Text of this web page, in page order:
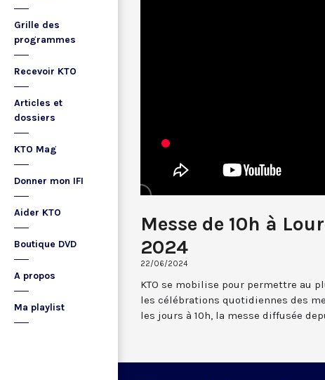
Grille des
programmes
Recevoir KTO
Articles et
dossiers
KTO Mag
Donner mon IFI
Aider KTO
Boutique DVD
A propos
Ma playlist
Messe de 10h à
2024
22/06/2024
KTO se mobilise pour permettre au
les célébrations quotidiennes des
les jours à 10h, la messe diffusée